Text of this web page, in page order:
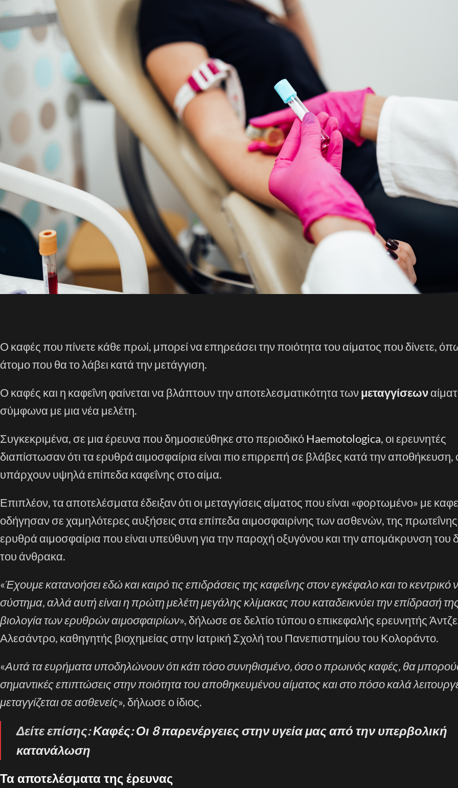
Ο καφές που πίνετε κάθε πρωί, μπορεί να επηρεάσει την ποιότητα του αίματος που δίνετε,
άτομο που θα το λάβει κατά την μετάγγιση.
Ο καφές και η καφεΐνη φαίνεται να βλάπτουν την αποτελεσματικότητα τωνμεταγγίσεων
σύμφωνα με μια νέα μελέτη.
Συγκεκριμένα, σε μια έρευνα που δημοσιεύθηκε στο περιοδικό Haemotologica, οι ερευνητές
διαπίστωσαν ότι τα ερυθρά αιμοσφαίρια είναι πιο επιρρεπή σε βλάβες κατά την αποθήκευση,
υπάρχουν υψηλά επίπεδα καφεΐνης στο αίμα.
Επιπλέον, τα αποτελέσματα έδειξαν ότι οι μεταγγίσεις αίματος που είναι «φορτωμένο» με
οδήγησαν σε χαμηλότερες αυξήσεις στα επίπεδα αιμοσφαιρίνης των ασθενών, της
ερυθρά αιμοσφαίρια που είναι υπεύθυνη για την παροχή οξυγόνου και την απομάκρυνση του
του άνθρακα.
«Έχουμε κατανοήσει εδώ και καιρό τις επιδράσεις της καφεΐνης στον εγκέφαλο και το κεντρικό
σύστημα, αλλά αυτή είναι η πρώτη μελέτη μεγάλης κλίμακας που καταδεικνύει την επίδρασή
βιολογία των ερυθρών αιμοσφαιρίων», δήλωσε σε δελτίο τύπου ο επικεφαλής ερευνητής
Αλεσάντρο, καθηγητής βιοχημείας στην Ιατρική Σχολή του Πανεπιστημίου του Κολοράντο.
«Αυτά τα ευρήματα υποδηλώνουν ότι κάτι τόσο συνηθισμένο, όσο ο πρωινός καφές, θα
σημαντικές επιπτώσεις στην ποιότητα του αποθηκευμένου αίματος και στο πόσο καλά
μεταγγίζεται σε ασθενείς», δήλωσε ο ίδιος.
Δείτε επίσης:Καφές: Οι 8 παρενέργειες στην υγεία μας από την υπερβολική
κατανάλωση
Τα αποτελέσματα της έρευνας